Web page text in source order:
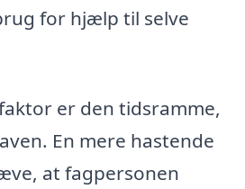
for hjælp til selve
er den tidsramme,
En mere hastende
at fagpersonen